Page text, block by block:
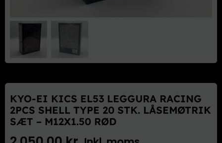
Kontakt Os
KYO-EI KICS EL53 LEGGURA RACING
2PCS SHELL TYPE 20 STK. LÅSEMØTRIK
SÆT – M12X1.50 RØD